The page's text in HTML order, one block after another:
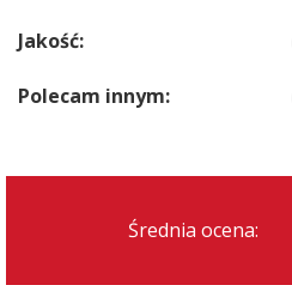
Jakość:
Polecam innym:
Średnia ocena: